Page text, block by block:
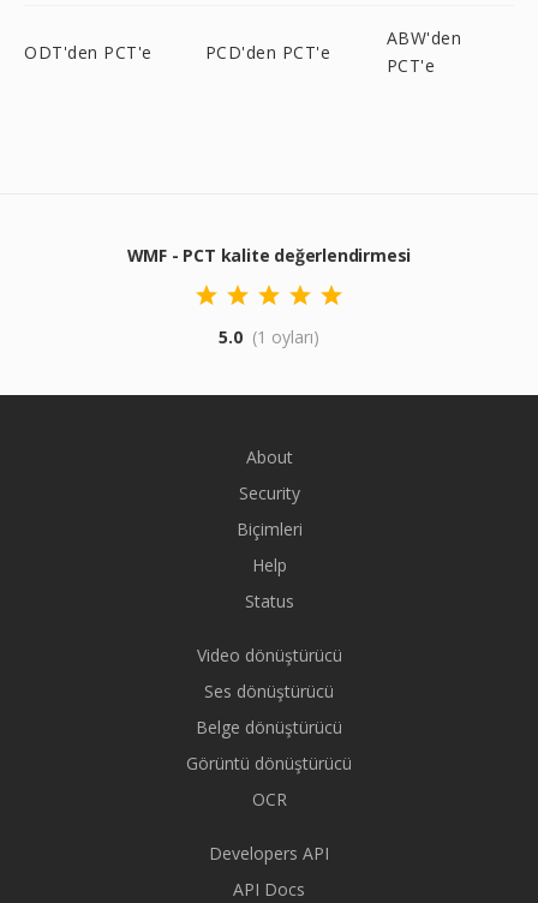
ODT'den PCT'e PCD'den PCT'e
ABW'den
PCT'e
WMF - PCT kalite değerlendirmesi
5.0 (1 oyları)
About
Security
Biçimleri
Help
Status
Video dönüştürücü
Ses dönüştürücü
Belge dönüştürücü
Görüntü dönüştürücü
OCR
Developers API
API Docs